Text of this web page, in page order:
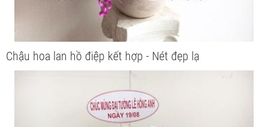
Chậu hoa lan hồ điệp kết hợp - Nét đẹp lạ